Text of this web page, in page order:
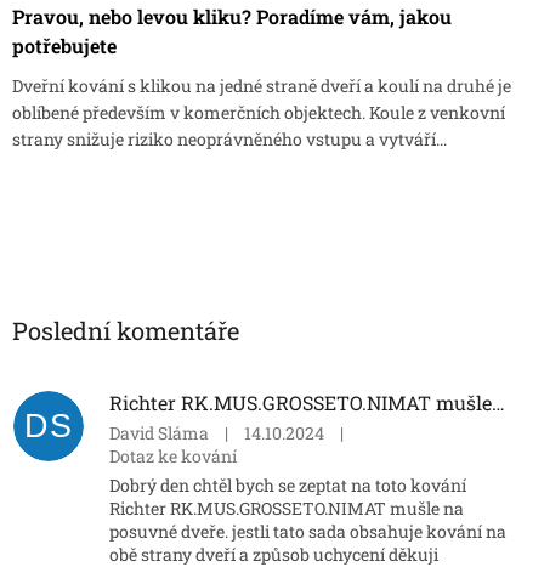
Pravou, nebo levou kliku? Poradíme vám, jakou
potřebujete
Dveřní kování s klikou na jedné straně dveří a koulí na druhé je
oblíbené především v komerčních objektech. Koule z venkovní
strany snižuje riziko neoprávněného vstupu a vytváří...
Poslední komentáře
DS
Richter RK.MUS.GROSSETO.NIMAT mušle na posuvné dveře
David Sláma | 14.10.2024
|
Dotaz ke kování
Dobrý den chtěl bych se zeptat na toto kování
Richter RK.MUS.GROSSETO.NIMAT mušle na
posuvné dveře. jestli tato sada obsahuje kování na
obě strany dveří a způsob uchycení děkuji